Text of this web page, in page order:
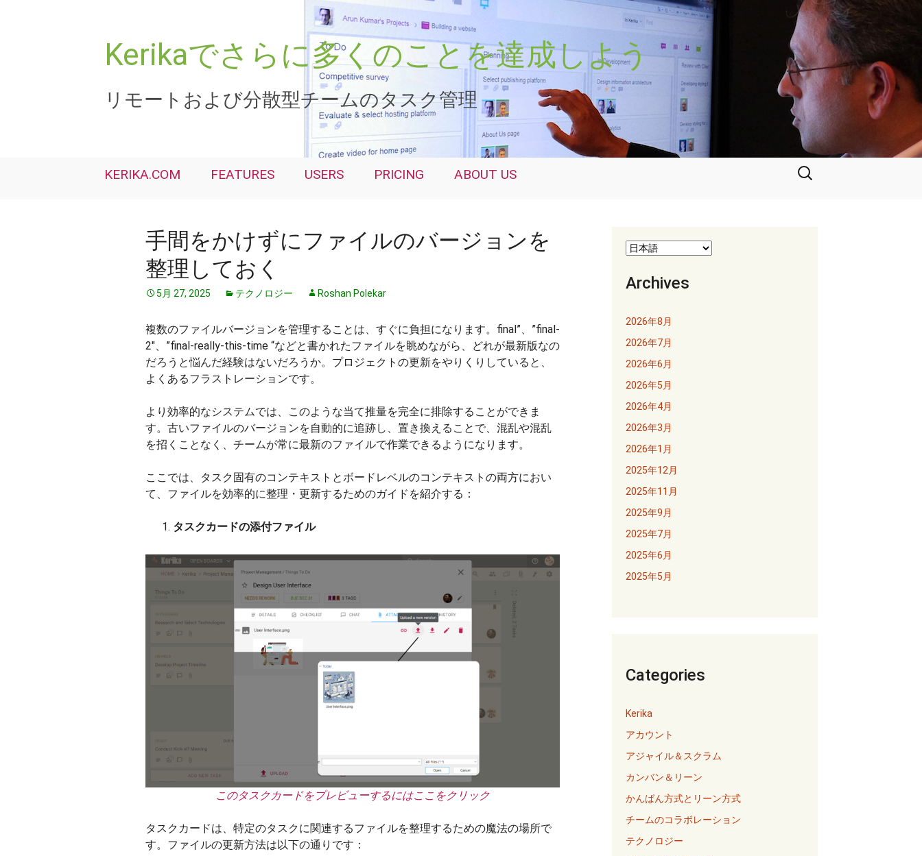
Kerikaでさらに多くのことを達成しよう
リモートおよび分散型チームのタスク管理
KERIKA.COM FEATURES USERS PRICING ABOUT US
検
索:
手間をかけずにファイルのバージョンを
整理しておく
5月 27, 2025 テクノロジー Roshan Polekar
複数のファイルバージョンを管理することは、すぐに負担になります。final”、”final-
2″、”final-really-this-time “などと書かれたファイルを眺めながら、どれが最新版なの
だろうと悩んだ経験はないだろうか。プロジェクトの更新をやりくりしていると、
よくあるフラストレーションです。
より効率的なシステムでは、このような当て推量を完全に排除することができま
す。古いファイルのバージョンを自動的に追跡し、置き換えることで、混乱や混乱
を招くことなく、チームが常に最新のファイルで作業できるようになります。
ここでは、タスク固有のコンテキストとボードレベルのコンテキストの両方におい
て、ファイルを効率的に整理・更新するためのガイドを紹介する：
タスクカードの添付ファイル
このタスクカードをプレビューするにはここをクリック
タスクカードは、特定のタスクに関連するファイルを整理するための魔法の場所で
す。ファイルの更新方法は以下の通りです：
Archives
2026年8月
2026年7月
2026年6月
2026年5月
2026年4月
2026年3月
2026年1月
2025年12月
2025年11月
2025年9月
2025年7月
2025年6月
2025年5月
Categories
Kerika
アカウント
アジャイル＆スクラム
カンバン＆リーン
かんばん方式とリーン方式
チームのコラボレーション
テクノロジー